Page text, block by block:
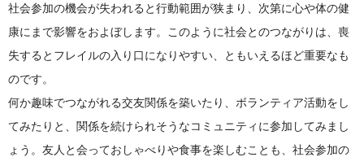
社会参加の機会が失われると行動範囲が狭まり、次第に心や体の健
康にまで影響をおよぼします。このように社会とのつながりは、喪
失するとフレイルの入り口になりやすい、ともいえるほど重要なも
のです。
何か趣味でつながれる交友関係を築いたり、ボランティア活動をし
てみたりと、関係を続けられそうなコミュニティに参加してみまし
ょう。友人と会っておしゃべりや食事を楽しむことも、社会参加の